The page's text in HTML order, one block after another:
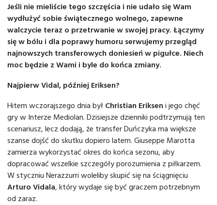
Jeśli nie mieliście tego szczęścia i nie udało się Wam
wydłużyć sobie świątecznego wolnego, zapewne
walczycie teraz o przetrwanie w swojej pracy. Łączymy
się w bólu i dla poprawy humoru serwujemy przegląd
najnowszych transferowych doniesień w pigułce. Niech
moc będzie z Wami i byle do końca zmiany.
Najpierw Vidal, później Eriksen?
Hitem wczorajszego dnia był Christian Eriksen i jego chęć
gry w Interze Mediolan. Dzisiejsze dzienniki podtrzymują ten
scenariusz, lecz dodają, że transfer Duńczyka ma większe
szanse dojść do skutku dopiero latem. Giuseppe Marotta
zamierza wykorzystać okres do końca sezonu, aby
dopracować wszelkie szczegóły porozumienia z piłkarzem.
W styczniu Nerazzurri woleliby skupić się na ściągnięciu
Arturo Vidala, który wydaje się być graczem potrzebnym
od zaraz.